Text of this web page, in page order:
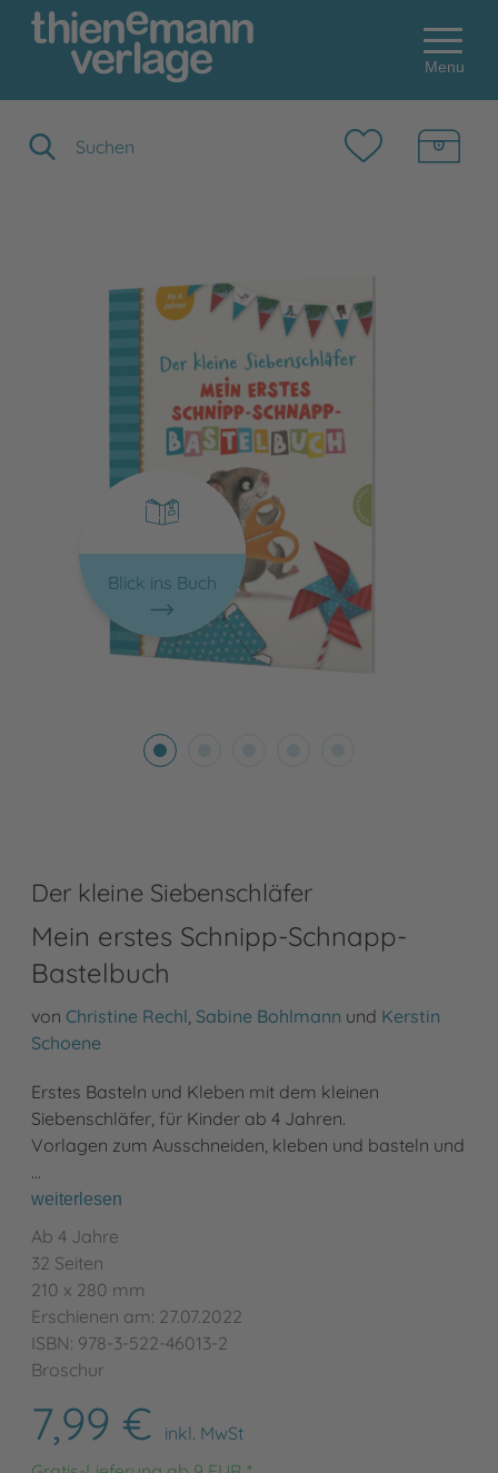
Menu
Blick ins Buch
Der kleine Siebenschläfer
Mein erstes Schnipp-Schnapp-
Bastelbuch
von Christine Rechl Sabine Bohlmann und Kerstin
Schoene
Erstes Basteln und Kleben mit dem kleinen
Siebenschläfer, für Kinder ab 4 Jahren.
Vorlagen zum Ausschneiden, kleben und basteln und
…
weiterlesen
Ab 4 Jahre
32 Seiten
210 x 280 mm
Erschienen am: 27.07.2022
ISBN: 978-3-522-46013-2
Broschur
7,99 €
inkl. MwSt